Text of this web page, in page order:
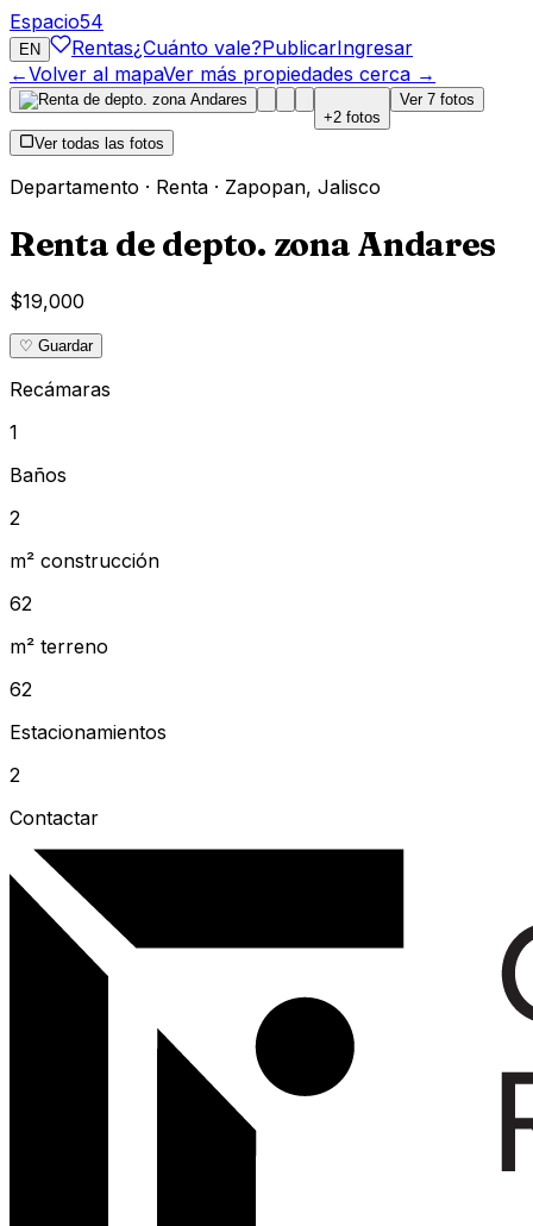
Espacio54
EN Rentas¿Cuánto vale?PublicarIngresar
←Volver al mapaVer más propiedades cerca →
+2 fotos
Ver 7 fotos
Ver todas las fotos
Departamento · Renta · Zapopan, Jalisco
Renta de depto. zona Andares
$19,000
♡ Guardar
Recámaras
1
Baños
2
m² construcción
62
m² terreno
62
Estacionamientos
2
Contactar